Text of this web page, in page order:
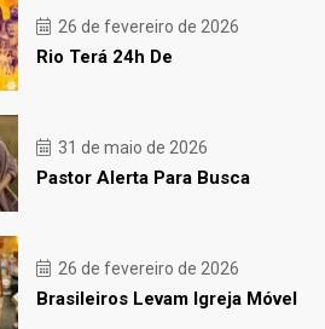
26 de fevereiro de 2026
Rio Terá 24h De
31 de maio de 2026
Pastor Alerta Para Busca
26 de fevereiro de 2026
Brasileiros Levam Igreja Móvel